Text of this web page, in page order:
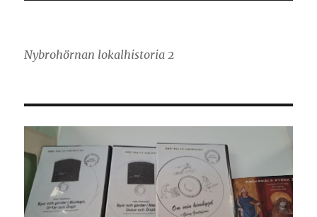
Nybrohörnan lokalhistoria 2